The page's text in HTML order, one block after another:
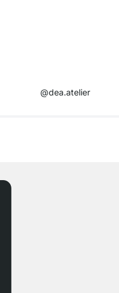
@dea.atelier​